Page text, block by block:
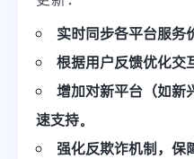
实时同步各平台服务
根据用户反馈优化交
增加对新平台（如新
速支持。
强化反欺诈机制，保